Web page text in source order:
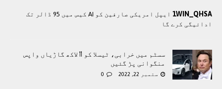
1WIN_QHSA
ایپل امریکی صارفین کو AI کیس میں 95 ڈالر تک
ادائیگی کرے گا
سسٹم میں خرابی، ٹیسلا کو 11 لاکھ گاڑیاں واپس
منگوانی پڑ گئیں
ستمبر 22, 2022 0